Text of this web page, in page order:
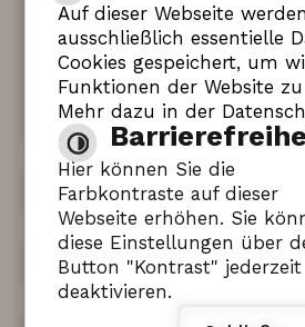
Hilfe|Impressum|
Inhaltsverzeichnis|
Auf dieser Webseite werden
ausschließlich essentielle
Cookies gespeichert, um
Funktionen der Website
Mehr dazu in der
Hier können Sie die
Farbkontraste auf dieser
Webseite erhöhen. Sie
diese Einstellungen über
Button "Kontrast" jederzeit
deaktivieren.